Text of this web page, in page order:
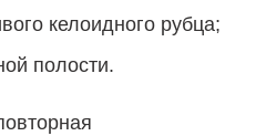
келоидного рубца;
полости.